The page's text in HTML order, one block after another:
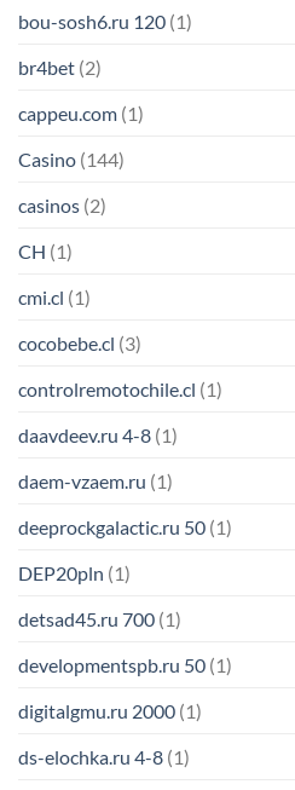
bou-sosh6.ru 120 (1)
br4bet (2)
cappeu.com (1)
Casino (144)
casinos (2)
CH (1)
cmi.cl (1)
cocobebe.cl (3)
controlremotochile.cl (1)
daavdeev.ru 4-8 (1)
daem-vzaem.ru (1)
deeprockgalactic.ru 50 (1)
DEP20pln (1)
detsad45.ru 700 (1)
developmentspb.ru 50 (1)
digitalgmu.ru 2000 (1)
ds-elochka.ru 4-8 (1)